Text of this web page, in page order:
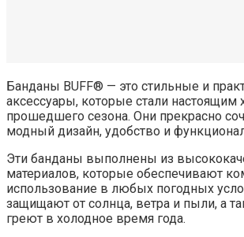
Банданы BUFF® — это стильные и
аксессуары, которые стали настоящим
прошедшего сезона. Они прекрасно
модный дизайн, удобство и
Эти банданы выполнены из
материалов, которые обеспечивают
использование в любых погодных
защищают от солнца, ветра и пыли, а
греют в холодное время года.